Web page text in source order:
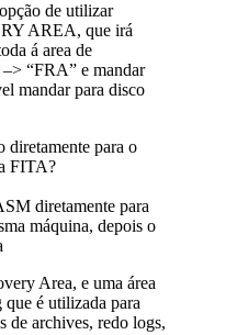
de utilizar
AREA, que irá
á area de
“FRA” e mandar
mandar para disco
diretamente para o
FITA?
diretamente para
máquina, depois o
Area, e uma área
é utilizada para
de archives, redo logs,